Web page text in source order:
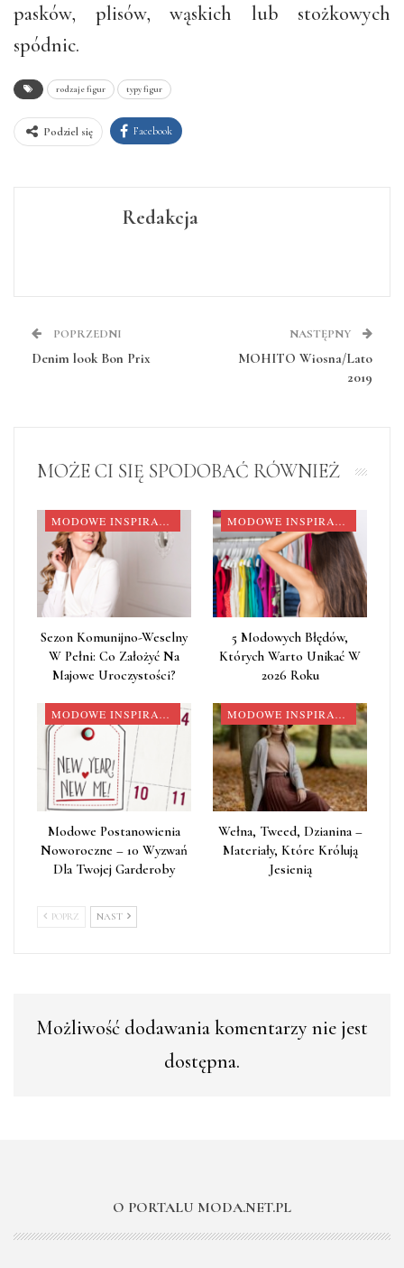
pasków, plisów, wąskich lub stożkowych
spódnic.
rodzaje figur typy figur
Podziel się Facebook
Redakcja
POPRZEDNI
Denim look Bon Prix
NASTĘPNY
MOHITO Wiosna/Lato
2019
MOŻE CI SIĘ SPODOBAĆ RÓWNIEŻ
Sezon Komunijno-Weselny
W Pełni: Co Założyć Na
Majowe Uroczystości?
5 Modowych Błędów,
Których Warto Unikać W
2026 Roku
MODOWE INSPIRACJE
Modowe Postanowienia
Noworoczne – 10 Wyzwań
Dla Twojej Garderoby
MODOWE INSPIRACJE
Wełna, Tweed, Dzianina –
Materiały, Które Królują
Jesienią
POPRZ NAST
Możliwość dodawania komentarzy nie jest
dostępna.
O PORTALU MODA.NET.PL